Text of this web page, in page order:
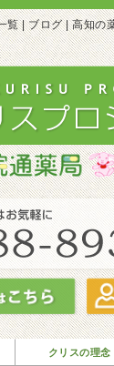
覧 | ブログ | 高知の
クリスの理念